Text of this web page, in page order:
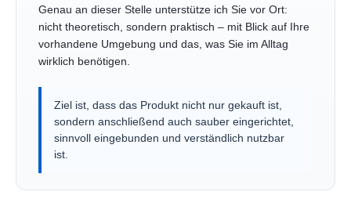
Genau an dieser Stelle unterstütze ich Sie vor Ort:
nicht theoretisch, sondern praktisch – mit Blick auf Ihre
vorhandene Umgebung und das, was Sie im Alltag
wirklich benötigen.
Ziel ist, dass das Produkt nicht nur gekauft ist,
sondern anschließend auch sauber eingerichtet,
sinnvoll eingebunden und verständlich nutzbar
ist.